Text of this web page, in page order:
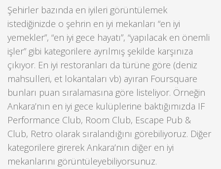
Şehirler bazında en iyileri görüntülemek
istediğinizde o şehrin en iyi mekanları “en iyi
yemekler”, “en iyi gece hayatı”, “yapılacak en önemli
işler” gibi kategorilere ayrılmış şekilde karşınıza
çıkıyor. En iyi restoranları da türüne göre (deniz
mahsulleri, et lokantaları vb) ayıran Foursquare
bunları puan sıralamasına göre listeliyor. Örneğin
Ankara’nın en iyi gece kulüplerine baktığımızda IF
Performance Club, Room Club, Escape Pub &
Club, Retro olarak sıralandığını görebiliyoruz. Diğer
kategorilere girerek Ankara’nın diğer en iyi
mekanlarını görüntüleyebiliyorsunuz.